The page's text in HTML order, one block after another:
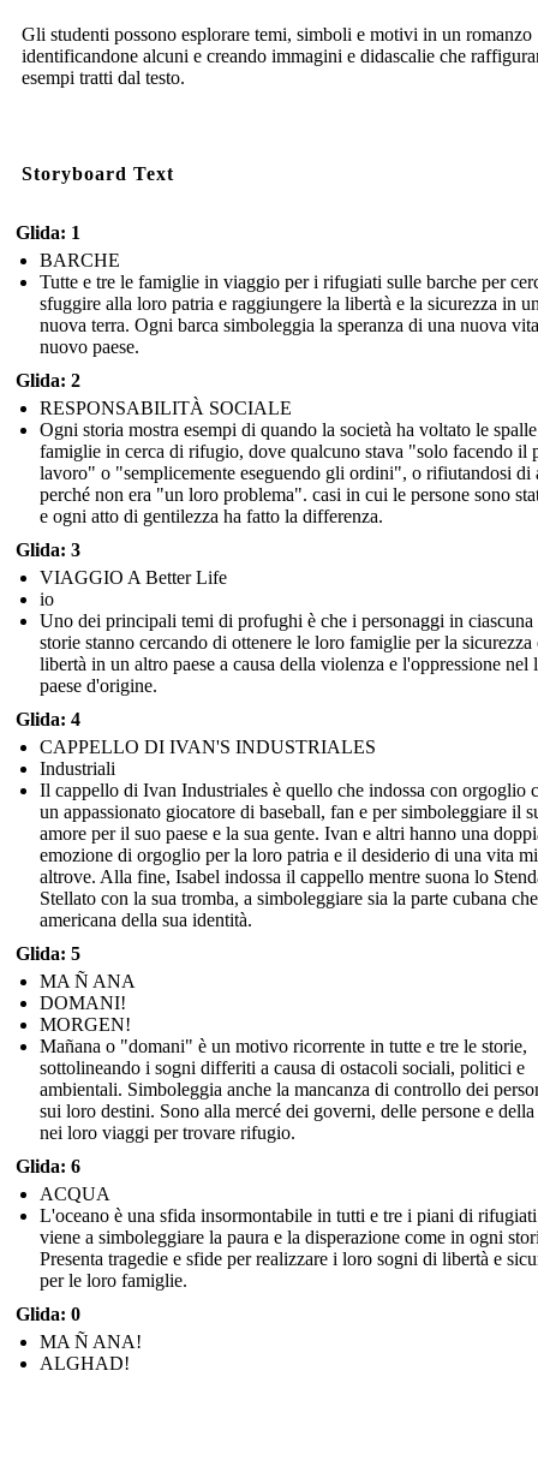
Gli studenti possono esplorare temi, simboli e motivi in un romanzo
identificandone alcuni e creando immagini e didascalie che
esempi tratti dal testo.
Storyboard Text
Glida: 1
BARCHE
Tutte e tre le famiglie in viaggio per i rifugiati sulle barche per
sfuggire alla loro patria e raggiungere la libertà e la sicurezza in
nuova terra. Ogni barca simboleggia la speranza di una nuova
nuovo paese.
Glida: 2
RESPONSABILITÀ SOCIALE
Ogni storia mostra esempi di quando la società ha voltato le
famiglie in cerca di rifugio, dove qualcuno stava "solo facendo il
lavoro" o "semplicemente eseguendo gli ordini", o rifiutandosi di
perché non era "un loro problema". casi in cui le persone sono
e ogni atto di gentilezza ha fatto la differenza.
Glida: 3
VIAGGIO A Better Life
io
Uno dei principali temi di profughi è che i personaggi in ciascuna
storie stanno cercando di ottenere le loro famiglie per la sicurezza
libertà in un altro paese a causa della violenza e l'oppressione nel
paese d'origine.
Glida: 4
CAPPELLO DI IVAN'S INDUSTRIALES
Industriali
Il cappello di Ivan Industriales è quello che indossa con orgoglio
un appassionato giocatore di baseball, fan e per simboleggiare il
amore per il suo paese e la sua gente. Ivan e altri hanno una
emozione di orgoglio per la loro patria e il desiderio di una vita
altrove. Alla fine, Isabel indossa il cappello mentre suona lo
Stellato con la sua tromba, a simboleggiare sia la parte cubana
americana della sua identità.
Glida: 5
MA Ñ ANA
DOMANI!
MORGEN!
Mañana o "domani" è un motivo ricorrente in tutte e tre le storie,
sottolineando i sogni differiti a causa di ostacoli sociali, politici e
ambientali. Simboleggia anche la mancanza di controllo dei
sui loro destini. Sono alla mercé dei governi, delle persone e della
nei loro viaggi per trovare rifugio.
Glida: 6
ACQUA
L'oceano è una sfida insormontabile in tutti e tre i piani di
viene a simboleggiare la paura e la disperazione come in ogni
Presenta tragedie e sfide per realizzare i loro sogni di libertà e
per le loro famiglie.
Glida: 0
MA Ñ ANA!
ALGHAD!